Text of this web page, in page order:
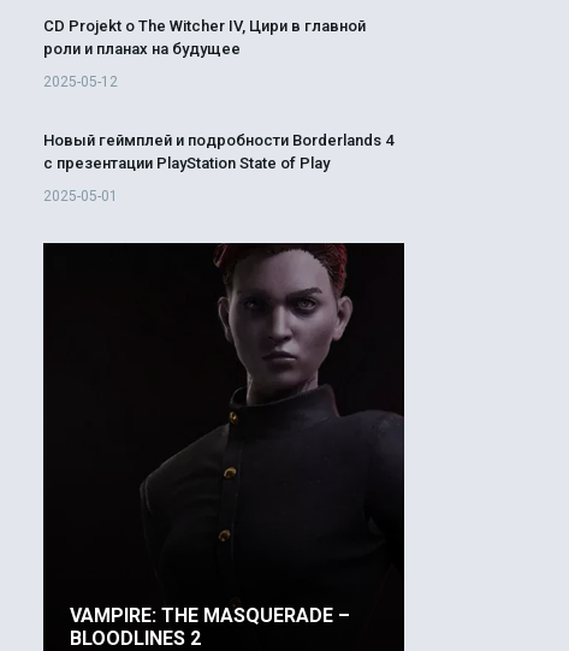
CD Projekt о The Witcher IV, Цири в главной
роли и планах на будущее
2025-05-12
Новый геймплей и подробности Borderlands 4
с презентации PlayStation State of Play
2025-05-01
VAMPIRE: THE MASQUERADE –
BLOODLINES 2